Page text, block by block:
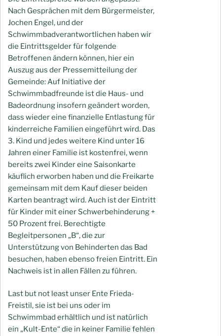
Nach Gesprächen mit dem Bürgermeister,
Jochen Engel, und der
Schwimmbadverantwortlichen haben wir
die Eintrittsgelder für folgende
Betroffenen ändern können, hier ein
Auszug aus der Pressemitteilung der
Gemeinde: Auf Initiative der
Schwimmbadfreunde ist die Haus- und
Badeordnung insofern geändert worden,
dass wieder eine finanzielle Entlastung für
kinderreiche Familien eingeführt wird. Das
3. Kind und jedes weitere Kind unter 16
Jahren einer Familie ist kostenfrei, wenn
bereits zwei Kinder eine Saisonkarte
käuflich erworben haben und die Freikarte
gemeinsam mit dem Kauf dieser beiden
Karten beantragt wird. Auch ist der Eintritt
für Kinder mit einer Schwerbehinderung +
50 Prozent frei. Berechtigte
Begleitpersonen „B“, die zur
Unterstützung von Behinderten das Bad
besuchen, haben ebenso freien Eintritt. Ein
Nachweis ist in allen Fällen zu führen.
Last but not least unser Ente Frieda-
Freistil, sie ist bei uns oder im
Schwimmbad erhältlich und ist natürlich
ein „Kult-Ente“ die in keiner Familie fehlen